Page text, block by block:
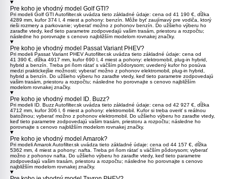
Pre koho je vhodný model Golf GTI?
Pri modeli Golf GTI Autofilter.sk uvádza tieto základné údaje: cena od 41 190 €, dĺžka
4289 mm, kufor 374 l, 4 miest a pohony: benzín. Môže byť zaujímavý pre vodiča, ktorý
rieši rozmery a parkovanie; vyberať možno z pohonov benzín. Do užšieho výberu ho
zaraďte vtedy, keď tieto parametre zodpovedajú vašim trasám, priestoru a rozpočtu;
následne ho porovnajte s cenovo najbližším modelom rovnakej značky.
Pre koho je vhodný model Passat Variant PHEV?
Pri modeli Passat Variant PHEVAutofilter.sk uvádza tieto základné údaje: cena od
41 390 €, dĺžka 4917 mm, kufor 690 l, 4 miest a pohony: elektromobil, plug-in hybrid,
hybrid a benzín. Treba pri ňom rátať s väčším pôdorysom; uvedený kufor ho posúva
medzi praktickejšie možnosti; vyberať možno z pohonov elektromobil, plug-in hybrid,
hybrid a benzín. Do užšieho výberu ho zaraďte vtedy, keď tieto parametre zodpovedajú
vašim trasám, priestoru a rozpočtu; následne ho porovnajte s cenovo najbližším
modelom rovnakej značky.
Pre koho je vhodný model ID. Buzz?
Pri modeli ID. BuzzAutofilter.sk uvádza tieto základné údaje: cena od 42 927 €, dĺžka
4712 mm, kufor 306 l, 6 miest a pohony: elektromobil. Kufor si treba overiť s reálnou
batožinou; vyberať možno z pohonov elektromobil. Do užšieho výberu ho zaraďte vtedy,
keď tieto parametre zodpovedajú vašim trasám, priestoru a rozpočtu; následne ho
porovnajte s cenovo najbližším modelom rovnakej značky.
Pre koho je vhodný model Amarok?
Pri modeliAmarokAutofilter.sk uvádza tieto základné údaje: cena od 44 157 €, dĺžka
5362 mm, 4 miest a pohony: nafta. Treba pri ňom rátať s väčším pôdorysom; vyberať
možno z pohonov nafta. Do užšieho výberu ho zaraďte vtedy, keď tieto parametre
zodpovedajú vašim trasám, priestoru a rozpočtu; následne ho porovnajte s cenovo
najbližším modelom rovnakej značky.